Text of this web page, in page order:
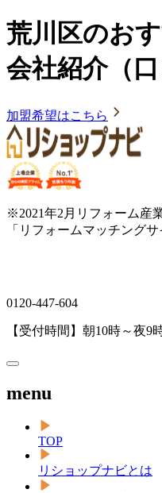
荒川区のお
会社紹介（口
加盟希望はこちら
※2021年2月リフォーム産
「リフォームマッチング
0120-447-604
【受付時間】朝10時～夜9
menu
TOP
リショップナビとは